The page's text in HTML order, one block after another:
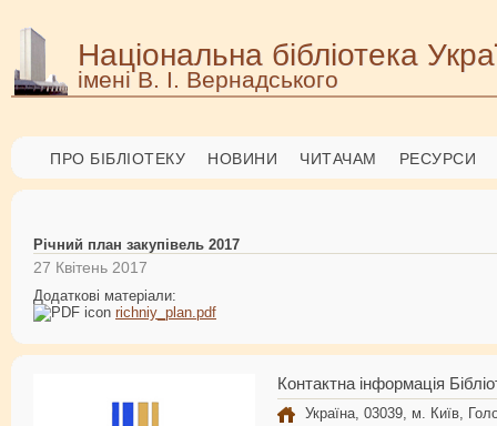
Національна бібліотека
імені В. І. Вернадського
ПРО БІБЛІОТЕКУ НОВИНИ ЧИТАЧАМ РЕСУРСИ
Річний план закупівель 2017
27 Квітень 2017
Додаткові матеріали:
richniy_plan.pdf
Контактна інформація
Україна, 03039, м. Київ,